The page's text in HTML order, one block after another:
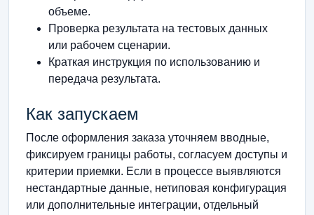
объеме.
Проверка результата на тестовых данных
или рабочем сценарии.
Краткая инструкция по использованию и
передача результата.
Как запускаем
После оформления заказа уточняем вводные,
фиксируем границы работы, согласуем доступы и
критерии приемки. Если в процессе выявляются
нестандартные данные, нетиповая конфигурация
или дополнительные интеграции, отдельный